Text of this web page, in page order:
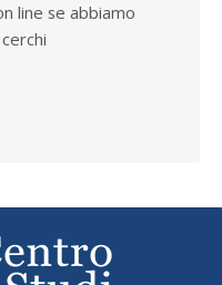
line se abbiamo